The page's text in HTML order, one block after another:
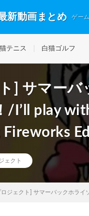
新動画まとめ ゲー
テニス 白猫ゴルフ
ト] サマー
/I’ll play
Fireworks
ェクト
ロジェクト] サマーバックホラ